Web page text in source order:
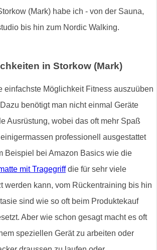
(Mark) habe ich - von der Sauna,
bis hin zum Nordic Walking.
in Storkow (Mark)
einfachste Möglichkeit Fitness auszuüben
benötigt man nicht einmal Geräte
Ausrüstung, wobei das oft mehr Spaß
professionell ausgestattet
Beispiel bei Amazon Basics wie die
mit Tragegriffdie für sehr viele
werden kann, vom Rückentraining bis hin
sind wie so oft beim Produktekauf
Aber wie schon gesagt macht es oft
speziellen Gerät zu arbeiten oder